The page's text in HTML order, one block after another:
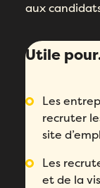
aux
Utile
Les
recruter
site
Les
et de la